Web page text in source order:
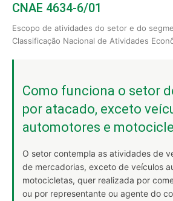
CNAE 4634-6/01
Escopo de atividades do setor e do
Classificação Nacional de Atividades
Como funciona o setor
por atacado, exceto
automotores e
O setor contempla as atividades de
de mercadorias, exceto de veículos
motocicletas, quer realizada por
ou por representante ou agente do